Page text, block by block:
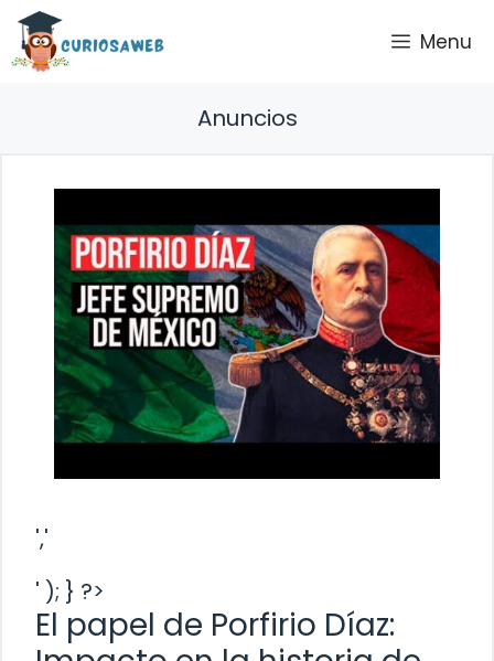
Saltar
contenido
Menu
Anuncios
','
' ); } ?>
El papel de Porfirio Díaz: